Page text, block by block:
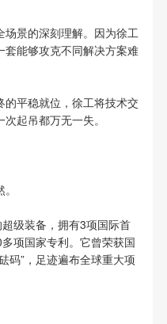
景的深刻理解。因为徐工
能够攻克不同解决方案难
的平稳就位，徐工将技术交
起吊都万无一失。
级装备，拥有3项国际首
项国家专利。它曾荣获国
码”，足迹遍布全球重大项